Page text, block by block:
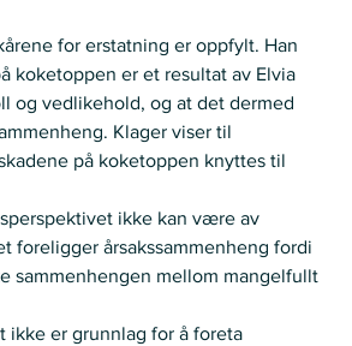
for erstatning er oppfylt. Han
koketoppen er et resultat av Elvia
og vedlikehold, og at det dermed
Klager viser til
på koketoppen knyttes til
ikke kan være av
foreligger årsakssammenheng fordi
sammenhengen mellom mangelfullt
ikke er grunnlag for å foreta